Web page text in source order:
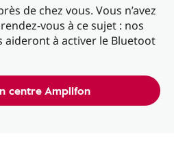
de chez vous. Vous n’avez
vous à ce sujet : nos
à activer le Bluetoot
centre Amplifon